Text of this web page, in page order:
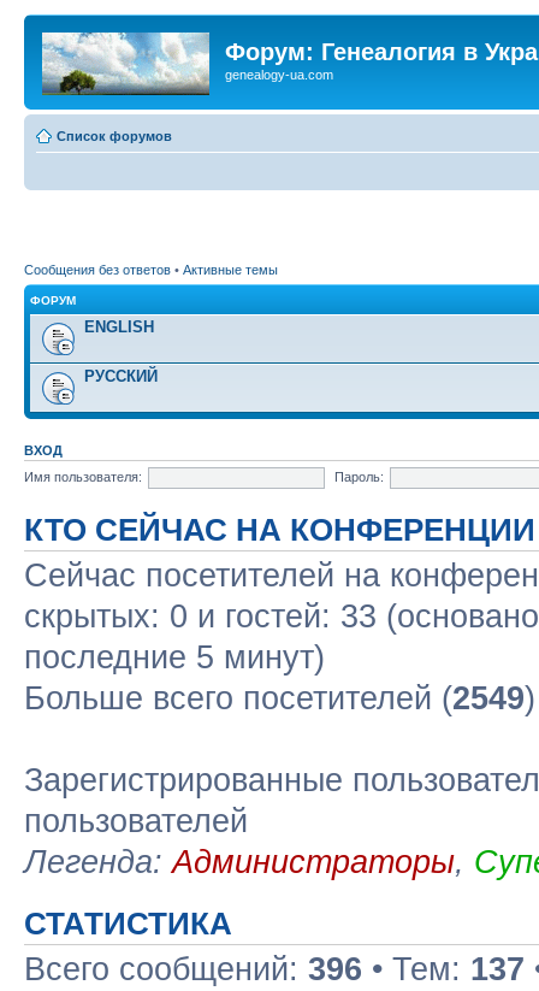
Форум: Генеалогия в
genealogy-ua.com
Список форумов
Сообщения без ответов • Активные темы
ФОРУМ
ENGLISH
РУССКИЙ
ВХОД
Имя пользователя:
Пароль:
КТО СЕЙЧАС НА КОНФЕРЕНЦИИ
Сейчас посетителей на
скрытых: 0 и гостей: 33
последние 5 минут)
Больше всего посетителей (2549
Зарегистрированные
пользователей
Легенда:Администраторы,
СТАТИСТИКА
Всего сообщений: 396 • Тем: 137